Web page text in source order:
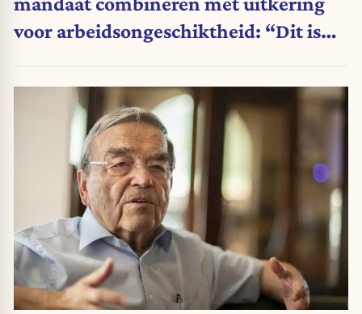
voor arbeidsongeschiktheid: “Dit is